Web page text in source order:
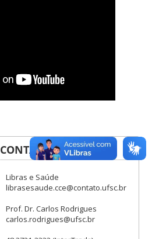
CONTATOS
Libras e Saúde
librasesaude.cce@contato.ufsc.br
Prof. Dr. Carlos Rodrigues
carlos.rodrigues@ufsc.br